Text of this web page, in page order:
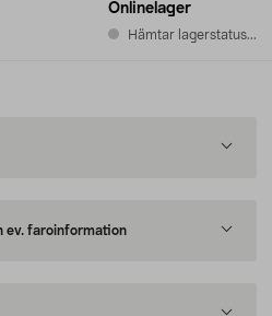
Onlinelager
Hämtar lagerstatus...
ev. faroinformation